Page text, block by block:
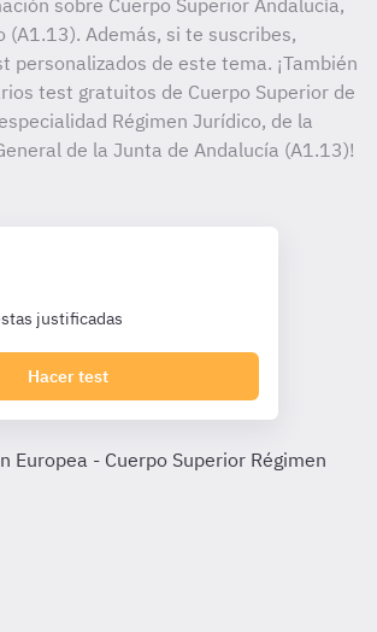
sobre Cuerpo Superior Andalucía,
(A1.13). Además, si te suscribes,
personalizados de este tema. ¡También
test gratuitos de Cuerpo Superior de
Régimen Jurídico, de la
de la Junta de Andalucía (A1.13)!
justificadas
Hacer test